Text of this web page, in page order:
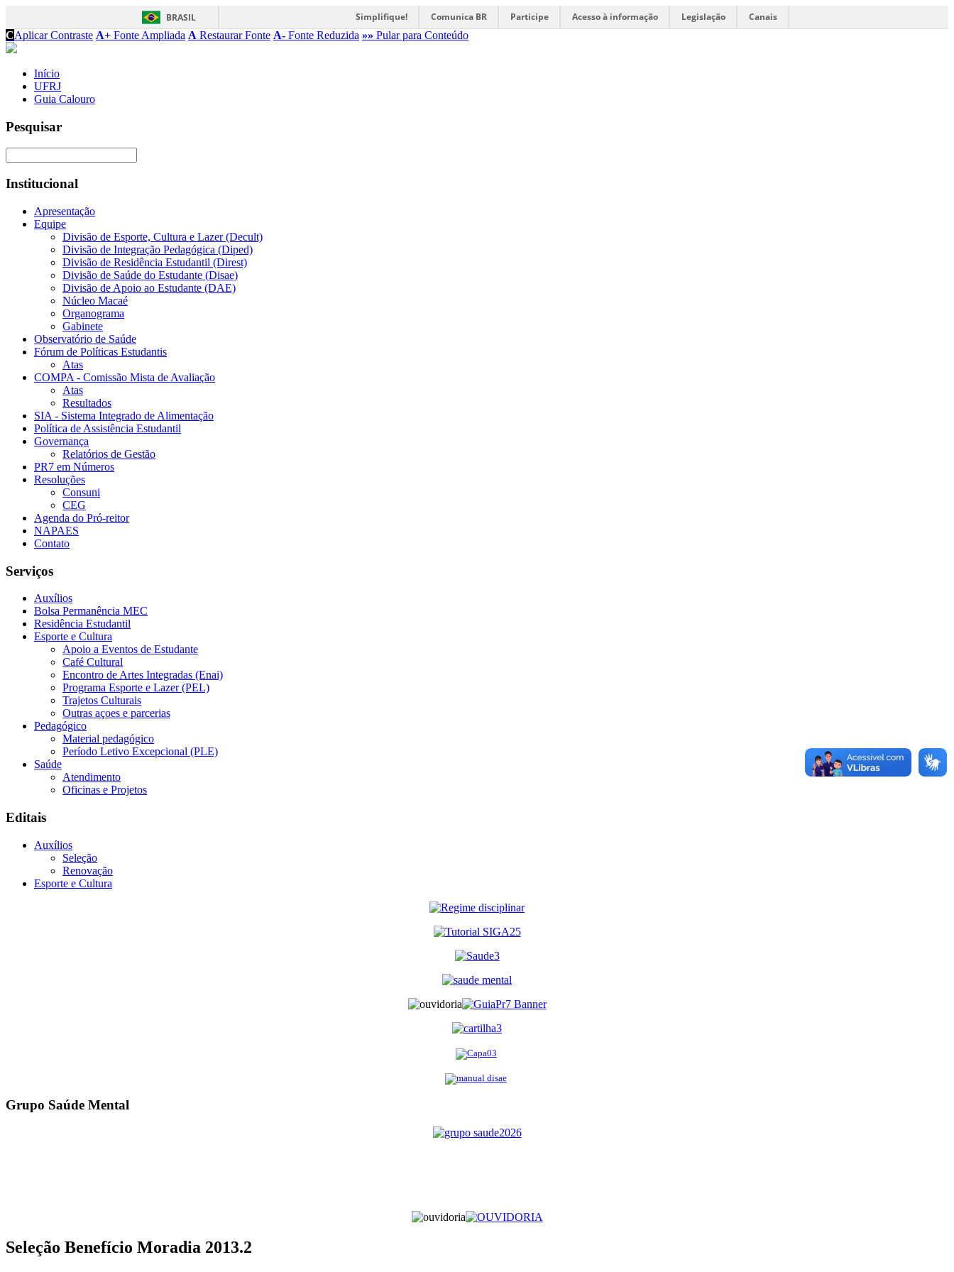
BRASIL Simplifique! Comunica BR Participe Acesso à informação Legislação
Canais
CAplicar Contraste A+ Fonte Ampliada A Restaurar Fonte A- Fonte Reduzida »» Pular para Conteúdo
Início
UFRJ
Guia Calouro
Pesquisar
Institucional
Apresentação
Equipe
Divisão de Esporte, Cultura e Lazer (Decult)
Divisão de Integração Pedagógica (Diped)
Divisão de Residência Estudantil (Direst)
Divisão de Saúde do Estudante (Disae)
Divisão de Apoio ao Estudante (DAE)
Núcleo Macaé
Organograma
Gabinete
Observatório de Saúde
Fórum de Políticas Estudantis
Atas
COMPA - Comissão Mista de Avaliação
Atas
Resultados
SIA - Sistema Integrado de Alimentação
Política de Assistência Estudantil
Governança
Relatórios de Gestão
PR7 em Números
Resoluções
Consuni
CEG
Agenda do Pró-reitor
NAPAES
Contato
Serviços
Auxílios
Bolsa Permanência MEC
Residência Estudantil
Esporte e Cultura
Apoio a Eventos de Estudante
Café Cultural
Encontro de Artes Integradas (Enai)
Programa Esporte e Lazer (PEL)
Trajetos Culturais
Outras açoes e parcerias
Pedagógico
Material pedagógico
Período Letivo Excepcional (PLE)
Saúde
Atendimento
Oficinas e Projetos
Editais
Auxílios
Seleção
Renovação
Esporte e Cultura
Grupo Saúde Mental
Seleção Benefício Moradia 2013.2